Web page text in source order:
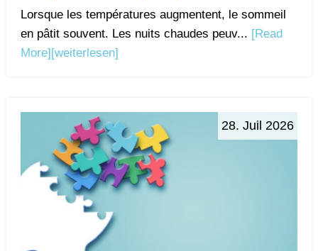
Lorsque les températures augmentent, le sommeil
en pâtit souvent. Les nuits chaudes peuv... [Read
More] [weiterlesen]
28. Juil 2026